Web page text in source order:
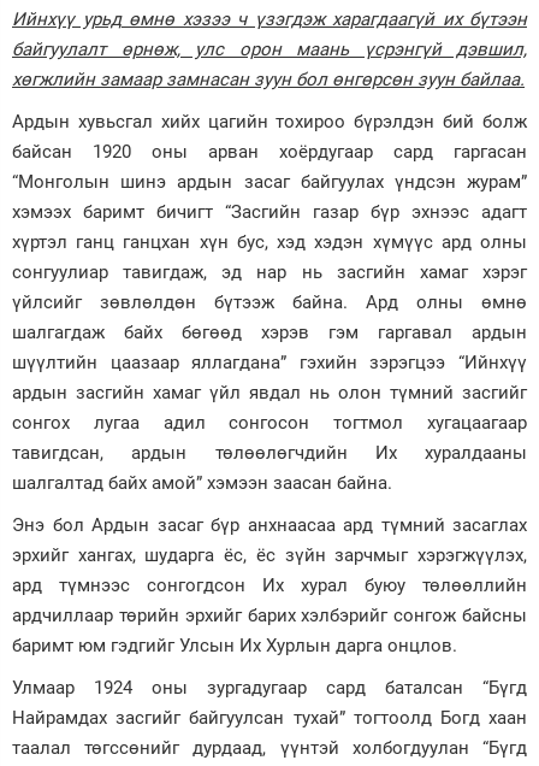
Ийнхүү урьд өмнө хэзээ ч үзэгдэж харагдаагүй их бүтээн
байгуулалт өрнөж, улс орон маань үсрэнгүй дэвшил,
хөгжлийн замаар замнасан зуун бол өнгөрсөн зуун байлаа.
Ардын хувьсгал хийх цагийн тохироо бүрэлдэн бий болж
байсан 1920 оны арван хоёрдугаар сард гаргасан
“Монголын шинэ ардын засаг байгуулах үндсэн журам”
хэмээх баримт бичигт “Засгийн газар бүр эхнээс адагт
хүртэл ганц ганцхан хүн бус, хэд хэдэн хүмүүс ард олны
сонгуулиар тавигдаж, эд нар нь засгийн хамаг хэрэг
үйлсийг зөвлөлдөн бүтээж байна. Ард олны өмнө
шалгагдаж байх бөгөөд хэрэв гэм гаргавал ардын
шүүлтийн цаазаар яллагдана” гэхийн зэрэгцээ “Ийнхүү
ардын засгийн хамаг үйл явдал нь олон түмний засгийг
сонгох лугаа адил сонгосон тогтмол хугацаагаар
тавигдсан, ардын төлөөлөгчдийн Их хуралдааны
шалгалтад байх амой” хэмээн заасан байна.
Энэ бол Ардын засаг бүр анхнаасаа ард түмний засаглах
эрхийг хангах, шударга ёс, ёс зүйн зарчмыг хэрэгжүүлэх,
ард түмнээс сонгогдсон Их хурал буюу төлөөллийн
ардчиллаар төрийн эрхийг барих хэлбэрийг сонгож байсны
баримт юм гэдгийг Улсын Их Хурлын дарга онцлов.
Улмаар 1924 оны зургадугаар сард баталсан “Бүгд
Найрамдах засгийг байгуулсан тухай” тогтоолд Богд хаан
таалал төгссөнийг дурдаад, үүнтэй холбогдуулан “Бүгд